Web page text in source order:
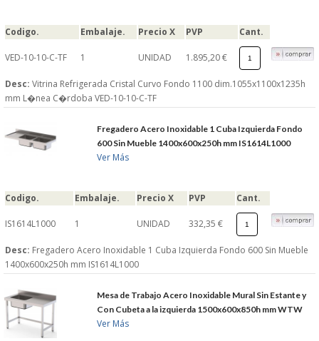
Codigo. Embalaje. Precio X PVP Cant.
VED-10-10-C-TF 1 UNIDAD 1.895,20 €
Desc: Vitrina Refrigerada Cristal Curvo Fondo 1100 dim.1055x1100x1235h
mm L�nea C�rdoba VED-10-10-C-TF
Fregadero Acero Inoxidable 1 Cuba Izquierda Fondo
600 Sin Mueble 1400x600x250h mm IS1614L1000
Ver Más
Codigo. Embalaje. Precio X PVP Cant.
IS1614L1000 1 UNIDAD 332,35 €
Desc: Fregadero Acero Inoxidable 1 Cuba Izquierda Fondo 600 Sin Mueble
1400x600x250h mm IS1614L1000
Mesa de Trabajo Acero Inoxidable Mural Sin Estante y
Con Cubeta a la izquierda 1500x600x850h mm WTW
Ver Más